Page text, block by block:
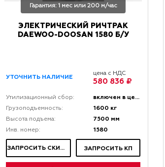
Гарантия: 1 мес или 200 м/час
ЭЛЕКТРИЧЕСКИЙ РИЧТРАК
DAEWOO-DOOSAN 1580 Б/У
УТОЧНИТЬ НАЛИЧИЕ
цена с НДС
580 836 ₽
Утилизационный сбор: включен в цену
Грузоподъемность: 1600 кг
Высота подъема: 7500 мм
Инв. номер: 1580
ЗАПРОСИТЬ СКИДКУ ЗАПРОСИТЬ КП